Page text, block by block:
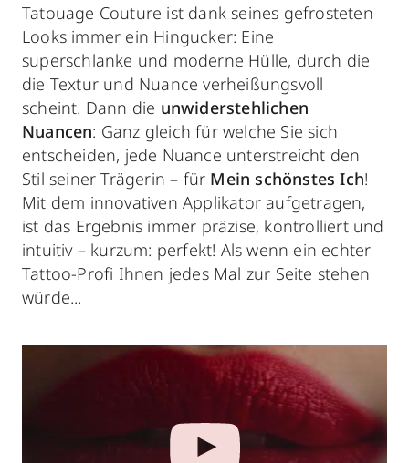
Tatouage Couture ist dank seines gefrosteten
Looks immer ein Hingucker: Eine
superschlanke und moderne Hülle, durch die
die Textur und Nuance verheißungsvoll
scheint. Dann die unwiderstehlichen
Nuancen: Ganz gleich für welche Sie sich
entscheiden, jede Nuance unterstreicht den
Stil seiner Trägerin – für Mein schönstes Ich!
Mit dem innovativen Applikator aufgetragen,
ist das Ergebnis immer präzise, kontrolliert und
intuitiv – kurzum: perfekt! Als wenn ein echter
Tattoo-Profi Ihnen jedes Mal zur Seite stehen
würde...